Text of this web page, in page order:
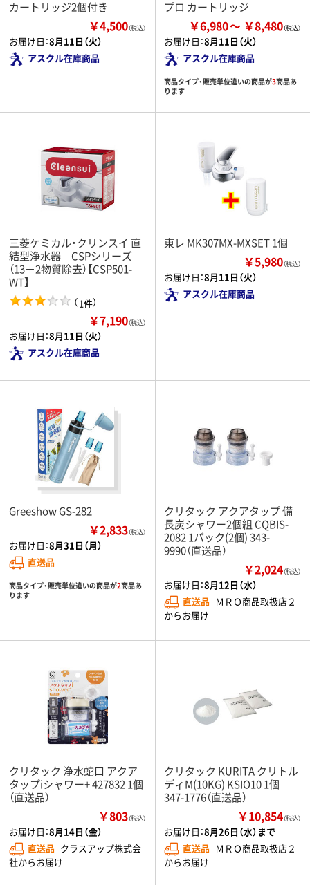
カートリッジ2個付き
￥4,500（税込）
お届け日：8月11日（火）
アスクル在庫商品
プロ カートリッジ
￥6,980 ￥8,480
お届け日：8月11日（火）
アスクル在庫商品
商品タイプ・販売単位違いの商品が3商品あ
ります
三菱ケミカル・クリンスイ 直
結型浄水器 CSPシリーズ
（13＋2物質除去）【CSP501-
WT】
（1件）
￥7,190（税込）
お届け日：8月11日（火）
アスクル在庫商品
東レ MK307MX-MXSET 1個
￥5,980（税込）
お届け日：8月11日（火）
アスクル在庫商品
Greeshow GS-282
￥2,833（税込）
お届け日：8月31日（月）
直送品
商品タイプ・販売単位違いの商品が2商品あ
ります
クリタック アクアタップ 備
長炭シャワー2個組 CQBIS-
2082 1パック(2個) 343-
9990（直送品）
￥2,024（税込）
お届け日：8月12日（水）
直送品 ＭＲＯ商品取扱店２
からお届け
クリタック 浄水蛇口 アクア
タップiシャワー+ 427832 1個
（直送品）
￥803（税込）
お届け日：8月14日（金）
直送品 クラスアップ株式会
社からお届け
クリタック KURITA クリトル
ディM(10KG) KSIO10 1個
347-1776（直送品）
￥10,854（税込）
お届け日：8月26日（水）まで
直送品 ＭＲＯ商品取扱店２
からお届け